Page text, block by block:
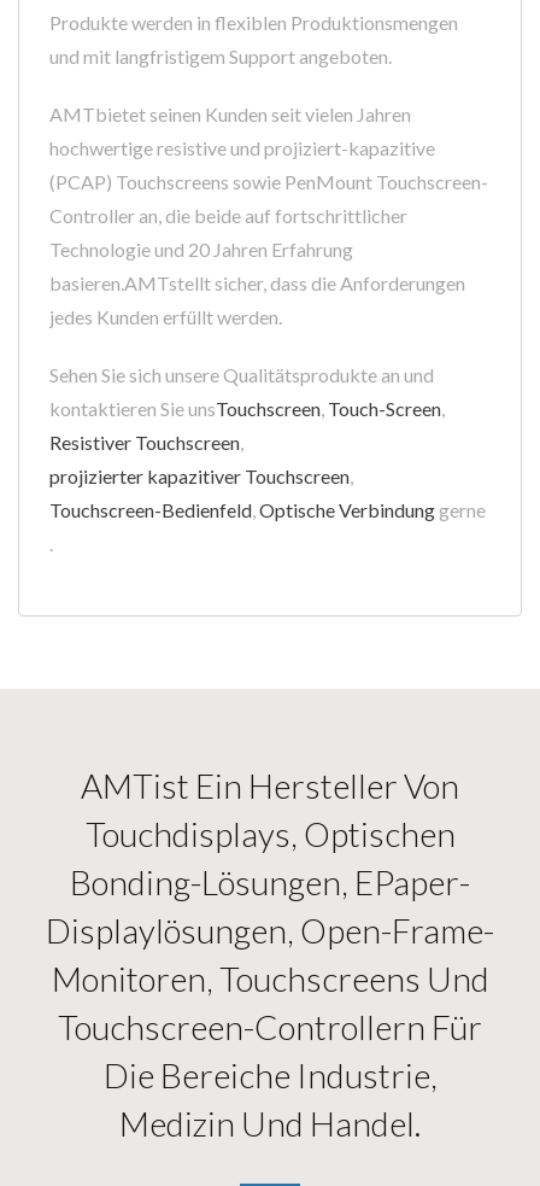
Produkte werden in flexiblen Produktionsmengen
und mit langfristigem Support angeboten.
AMTbietet seinen Kunden seit vielen Jahren
hochwertige resistive und projiziert-kapazitive
(PCAP) Touchscreens sowie PenMount Touchscreen-
Controller an, die beide auf fortschrittlicher
Technologie und 20 Jahren Erfahrung
basieren.AMTstellt sicher, dass die Anforderungen
jedes Kunden erfüllt werden.
Sehen Sie sich unsere Qualitätsprodukte an und
kontaktieren Sie unsTouchscreen, Touch-Screen,
Resistiver Touchscreen,
projizierter kapazitiver Touchscreen,
Touchscreen-Bedienfeld,Optische Verbindunggerne
.
AMTist Ein Hersteller Von
Touchdisplays, Optischen
Bonding-Lösungen, EPaper-
Displaylösungen, Open-Frame-
Monitoren, Touchscreens Und
Touchscreen-Controllern Für
Die Bereiche Industrie,
Medizin Und Handel.